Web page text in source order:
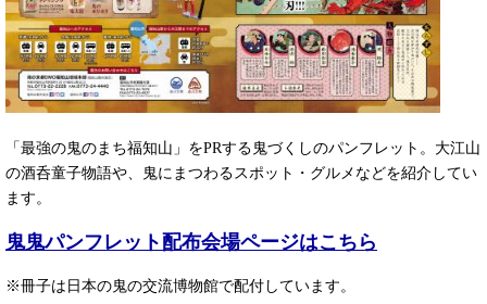
「最強の鬼のまち福知山」をPRする鬼づくしのパンフレット。大江山
の酒呑童子物語や、鬼にまつわるスポット・グルメなどを紹介してい
ます。
鬼鬼パンフレット配布会場ページはこちら
※冊子は日本の鬼の交流博物館で配付しています。